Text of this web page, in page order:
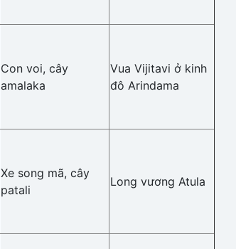
Con voi, cây
amalaka
Vua Vijitavi ở kinh
đô Arindama
Xe song mã, cây
patali
Long vương Atula